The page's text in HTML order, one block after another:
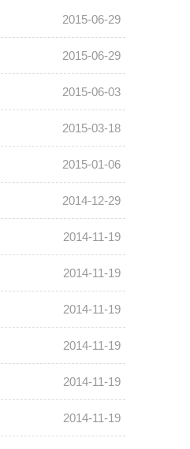
2015-06-29
2015-06-29
2015-06-03
2015-03-18
2015-01-06
2014-12-29
2014-11-19
2014-11-19
2014-11-19
2014-11-19
2014-11-19
2014-11-19